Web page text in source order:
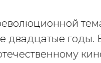
двадцатые